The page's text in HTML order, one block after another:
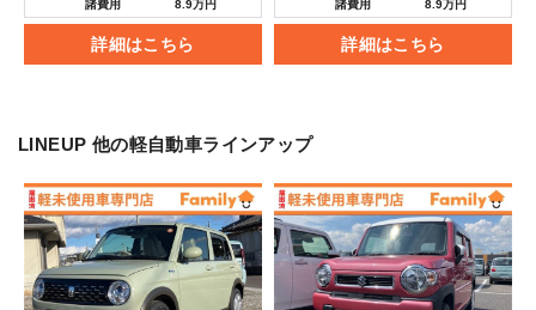
諸費用
8.9万円
詳細はこちら
諸費用
8.9万円
詳細はこちら
LINEUP 他の軽自動車ラインアップ